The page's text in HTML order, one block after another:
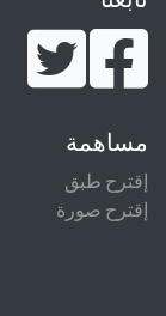
مساهمة
إقترح طبق
إقترح صورة